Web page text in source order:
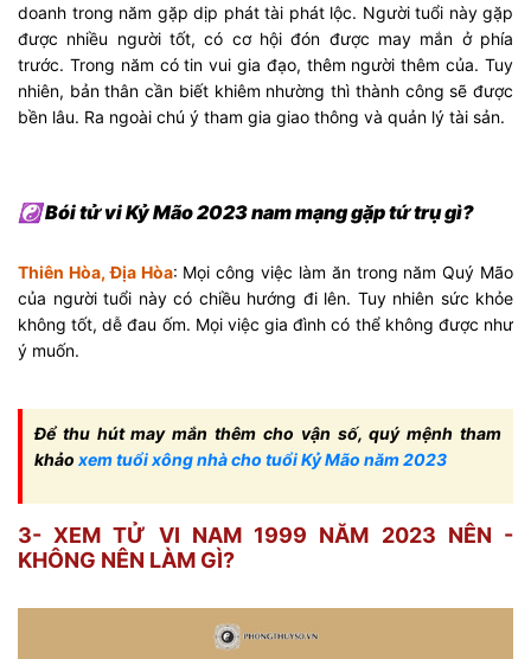
doanh trong năm gặp dịp phát tài phát lộc. Người tuổi này gặp
được nhiều người tốt, có cơ hội đón được may mắn ở phía
trước. Trong năm có tin vui gia đạo, thêm người thêm của. Tuy
nhiên, bản thân cần biết khiêm nhường thì thành công sẽ được
bền lâu. Ra ngoài chú ý tham gia giao thông và quản lý tài sản.
☯ Bói tử vi Kỷ Mão 2023 nam mạng gặp tứ trụ gì?
Thiên Hòa, Địa Hòa: Mọi công việc làm ăn trong năm Quý Mão
của người tuổi này có chiều hướng đi lên. Tuy nhiên sức khỏe
không tốt, dễ đau ốm. Mọi việc gia đình có thể không được như
ý muốn.
Để thu hút may mắn thêm cho vận số, quý mệnh tham
khảo xem tuổi xông nhà cho tuổi Kỷ Mão năm 2023
3- XEM TỬ VI NAM 1999 NĂM 2023 NÊN -
KHÔNG NÊN LÀM GÌ?